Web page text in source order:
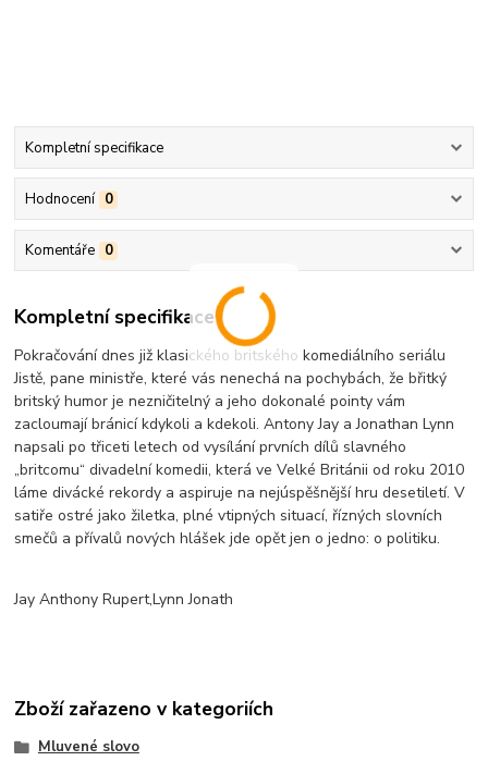
Kompletní specifikace
Hodnocení 0
Komentáře 0
Kompletní specifikace
Pokračování dnes již klasického britského komediálního seriálu
Jistě, pane ministře, které vás nenechá na pochybách, že břitký
britský humor je nezničitelný a jeho dokonalé pointy vám
zacloumají bránicí kdykoli a kdekoli. Antony Jay a Jonathan Lynn
napsali po třiceti letech od vysílání prvních dílů slavného
„britcomu“ divadelní komedii, která ve Velké Británii od roku 2010
láme divácké rekordy a aspiruje na nejúspěšnější hru desetiletí. V
satiře ostré jako žiletka, plné vtipných situací, řízných slovních
smečů a přívalů nových hlášek jde opět jen o jedno: o politiku.
Jay Anthony Rupert,Lynn Jonath
Zboží zařazeno v kategoriích
Mluvené slovo